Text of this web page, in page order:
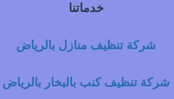
خدماتنا
شركة تنظيف منازل بالرياض
شركة تنظيف كنب بالبخار بالرياض